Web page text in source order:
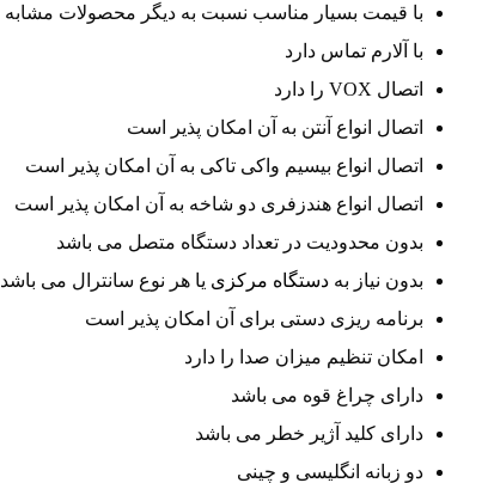
با قیمت بسیار مناسب نسبت به دیگر محصولات مشابه
با آلارم تماس دارد
اتصال VOX را دارد
اتصال انواع آنتن به آن امکان پذیر است
اتصال انواع بیسیم واکی تاکی به آن امکان پذیر است
اتصال انواع هندزفری دو شاخه به آن امکان پذیر است
بدون محدودیت در تعداد دستگاه متصل می باشد
بدون نیاز به دستگاه مرکزی یا هر نوع سانترال می باشد
برنامه ریزی دستی برای آن امکان پذیر است
امکان تنظیم میزان صدا را دارد
دارای چراغ قوه می باشد
دارای کلید آژیر خطر می باشد
دو زبانه انگلیسی و چینی